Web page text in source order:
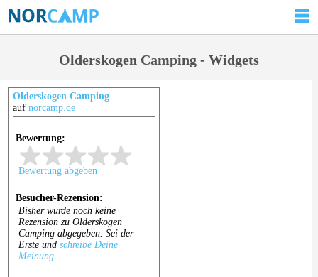
Olderskogen Camping - Widgets
Olderskogen Camping
auf norcamp.de